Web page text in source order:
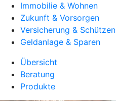
Immobilie & Wohnen
Zukunft & Vorsorgen
Versicherung & Schützen
Geldanlage & Sparen
Übersicht
Beratung
Produkte